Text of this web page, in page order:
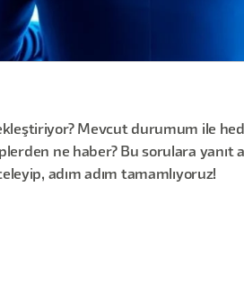
Mevcut durumum ile
ne haber? Bu sorulara
adım adım tamamlıyoruz!